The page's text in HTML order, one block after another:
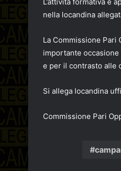
nella locandina
La Commissione
importante
e per il contrasto alle
Si allega locandina
Commissione Pari